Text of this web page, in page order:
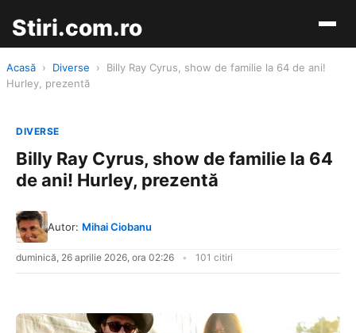
Stiri.com.ro
Acasă › Diverse ›
Billy Ray Cyrus, show de familie la 64 de ani!
Hurley, prezentă
DIVERSE
Billy Ray Cyrus, show de familie la 64
de ani! Hurley, prezentă
Autor: Mihai Ciobanu
duminică, 26 aprilie 2026, ora 02:26 101 citiri